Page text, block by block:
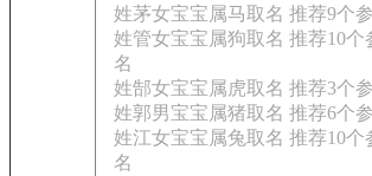
姓茅女宝宝属马取名 推荐9个
姓管女宝宝属狗取名 推荐10个
名
姓郜女宝宝属虎取名 推荐3个
姓郭男宝宝属猪取名 推荐6个
姓江女宝宝属兔取名 推荐10个
名